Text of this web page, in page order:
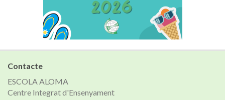
Contacte
ESCOLA ALOMA
Centre Integrat d'Ensenyament